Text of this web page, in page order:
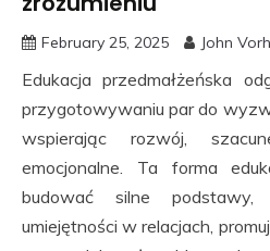
February 25, 2025 John
Edukacja przedmałżeńska
przygotowywaniu par do
wspierając rozwój,
emocjonalne. Ta forma
budować silne podstawy,
umiejętności w relacjach,